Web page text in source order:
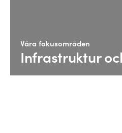
Våra fokusområden
Infrastruktur